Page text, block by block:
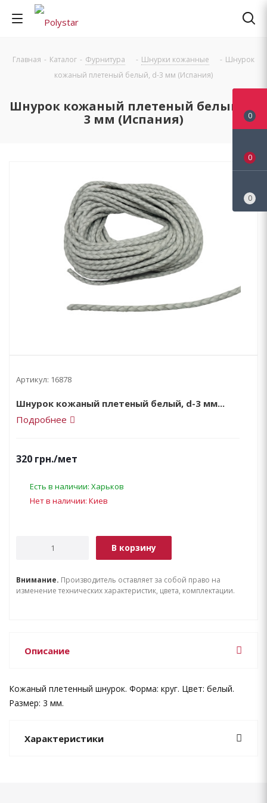
Главная - Каталог - Фурнитура - Шнурки кожанные - Шнурок
кожаный плетеный белый, d-3 мм (Испания)
Шнурок кожаный плетеный белый, d-
3 мм (Испания)
Артикул: 16878
Шнурок кожаный плетеный белый, d-3 мм...
Подробнее
320 грн./мет
Есть в наличии: Харьков
Нет в наличии: Киев
В корзину
Внимание. Производитель оставляет за собой право на
изменение технических характеристик, цвета, комплектации.
Описание
Кожаный плетенный шнурок. Форма: круг. Цвет: белый.
Размер: 3 мм.
Характеристики
0
0
0